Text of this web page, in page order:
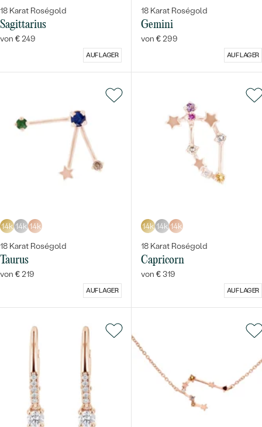
18 Karat Roségold
Sagittarius
von € 249
AUF LAGER
18 Karat Roségold
Gemini
von € 299
AUF LAGER
14k 14k 14k
18 Karat Roségold
Taurus
von € 219
AUF LAGER
14k 14k 14k
18 Karat Roségold
Capricorn
von € 319
AUF LAGER